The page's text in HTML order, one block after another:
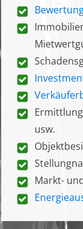
usw.
Markt-